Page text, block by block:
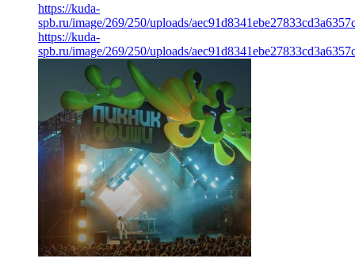
https://kuda-
spb.ru/image/269/250/uploads/
https://kuda-
spb.ru/image/269/250/uploads/